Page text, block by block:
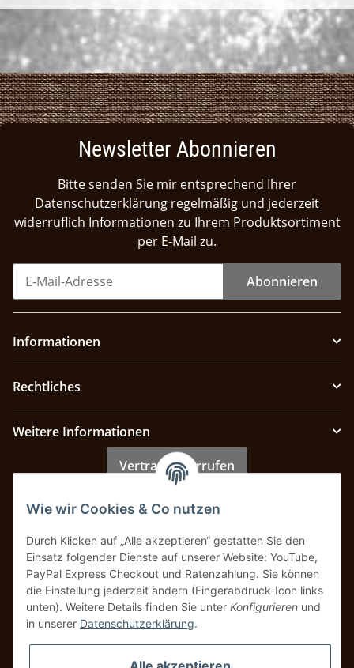
Newsletter Abonnieren
Bitte senden Sie mir entsprechend Ihrer
Datenschutzerklärung regelmäßig und jederzeit
widerruflich Informationen zu Ihrem Produktsortiment
per E-Mail zu.
Abonnieren
Informationen
Rechtliches
Weitere Informationen
Vertrag widerrufen
Zahlung & Versand
Wie wir Cookies & Co nutzen
Durch Klicken auf „Alle akzeptieren“ gestatten Sie den
Einsatz folgender Dienste auf unserer Website: YouTube,
PayPal Express Checkout und Ratenzahlung. Sie können
die Einstellung jederzeit ändern (Fingerabdruck-Icon links
unten). Weitere Details finden Sie unter Konfigurieren und
in unserer Datenschutzerklärung.